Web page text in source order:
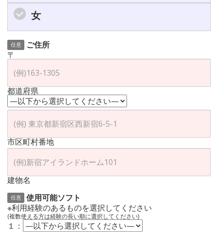
女
任意
ご住所
〒
都道府県
市区町村番地
建物名
任意
使用可能ソフト
※利用経験のあるものを選択してください
(複数使える方は経験の長い順に選択してください)
１：